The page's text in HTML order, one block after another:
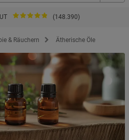
(148.390)
Shop
& Räuchern Ätherische Öle